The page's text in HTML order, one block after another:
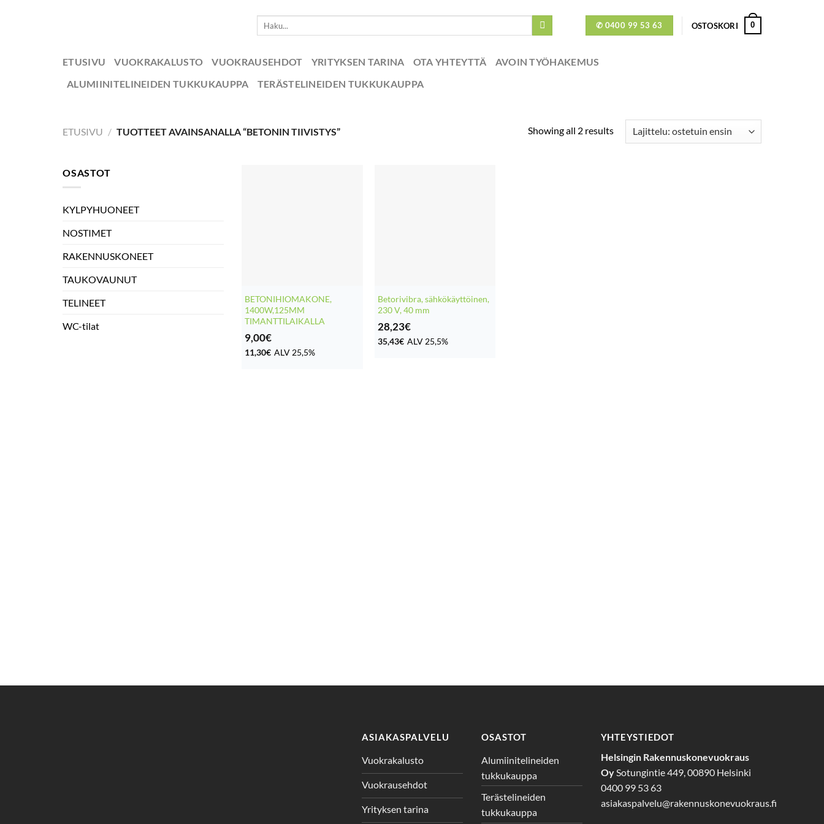
✆ 0400 99 53 63 OSTOSKORI 0
ETUSIVU VUOKRAKALUSTO VUOKRAUSEHDOT YRITYKSEN TARINA OTA YHTEYTTÄ
AVOIN TYÖHAKEMUS
ALUMIINITELINEIDEN TUKKUKAUPPA
TERÄSTELINEIDEN TUKKUKAUPPA
ETUSIVU / TUOTTEET AVAINSANALLA “BETONIN TIIVISTYS” Showing all 2 results
OSASTOT
KYLPYHUONEET
NOSTIMET
RAKENNUSKONEET
TAUKOVAUNUT
TELINEET
WC-tilat
BETONIHIOMAKONE,
1400W,125MM
TIMANTTILAIKALLA
9,00€
11,30€ ALV 25,5%
Betorivibra, sähkökäyttöinen,
230 V, 40 mm
28,23€
35,43€ ALV 25,5%
ASIAKASPALVELU
Vuokrakalusto
Vuokrausehdot
Yrityksen tarina
OSASTOT
Alumiinitelineiden
tukkukauppa
Terästelineiden
tukkukauppa
YHTEYSTIEDOT
Helsingin Rakennuskonevuokraus
Oy Sotungintie 449, 00890 Helsinki
0400 99 53 63
asiakaspalvelu@rakennuskonevuokraus.fi